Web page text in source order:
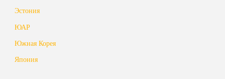
Эстония
ЮАР
Южная Корея
Япония